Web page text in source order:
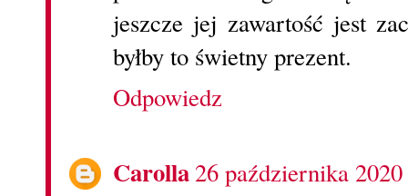
jeszcze jej zawartość jest
byłby to świetny prezent.
Odpowiedz
Carolla26 października